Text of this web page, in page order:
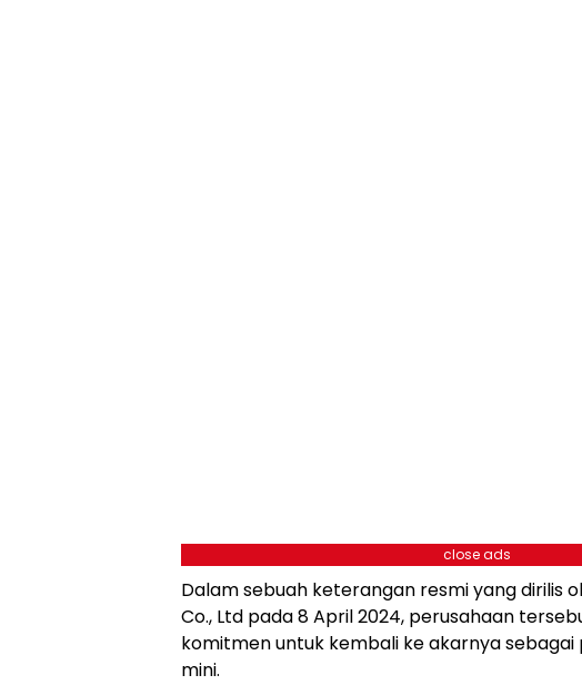
close ads
Dalam sebuah keterangan resmi yang dirilis
Co., Ltd pada 8 April 2024, perusahaan
komitmen untuk kembali ke akarnya
mini.